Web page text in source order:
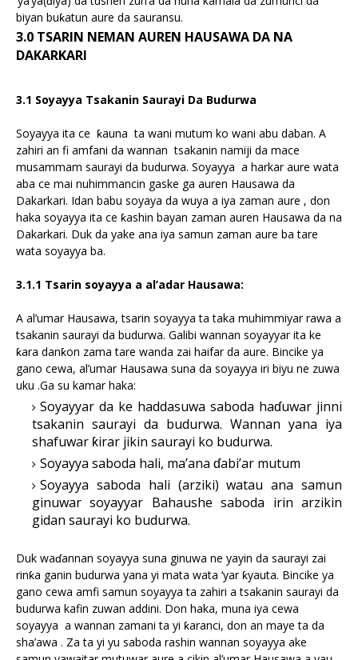
biyan buƙatun aure da sauransu.
3.0 TSARIN NEMAN AUREN HAUSAWA DA NA
DAKARKARI
3.1 Soyayya Tsakanin Saurayi Da Budurwa
Soyayya ita ce ƙauna ta wani mutum ko wani abu daban. A
zahiri an fi amfani da wannan tsakanin namiji da mace
musammam saurayi da budurwa. Soyayya a harkar aure wata
aba ce mai nuhimmancin gaske ga auren Hausawa da
Dakarkari. Idan babu soyaya da wuya a iya zaman aure , don
haka soyayya ita ce ƙashin bayan zaman auren Hausawa da na
Dakarkari. Duk da yake ana iya samun zaman aure ba tare
wata soyayya ba.
3.1.1 Tsarin soyayya a al’adar Hausawa:
A al’umar Hausawa, tsarin soyayya ta taka muhimmiyar rawa a
tsakanin saurayi da budurwa. Galibi wannan soyayyar ita ke
ƙara danƙon zama tare wanda zai haifar da aure. Bincike ya
gano cewa, al’umar Hausawa suna da soyayya iri biyu ne zuwa
uku .Ga su kamar haka:
Soyayyar da ke haddasuwa saboda haɗuwar jinni
tsakanin saurayi da budurwa. Wannan yana iya
shafuwar ƙirar jikin saurayi ko budurwa.
Soyayya saboda hali, ma’ana ɗabi’ar mutum
Soyayya saboda hali (arziki) watau ana samun
ginuwar soyayyar Bahaushe saboda irin arzikin
gidan saurayi ko budurwa.
Duk waɗannan soyayya suna ginuwa ne yayin da saurayi zai
rinƙa ganin budurwa yana yi mata wata ‘yar ƙyauta. Bincike ya
gano cewa amfi samun soyayya ta zahiri a tsakanin saurayi da
budurwa kafin zuwan addini. Don haka, muna iya cewa
soyayya a wannan zamani ta yi ƙaranci, don an maye ta da
sha’awa . Za ta yi yu saboda rashin wannan soyayya ake